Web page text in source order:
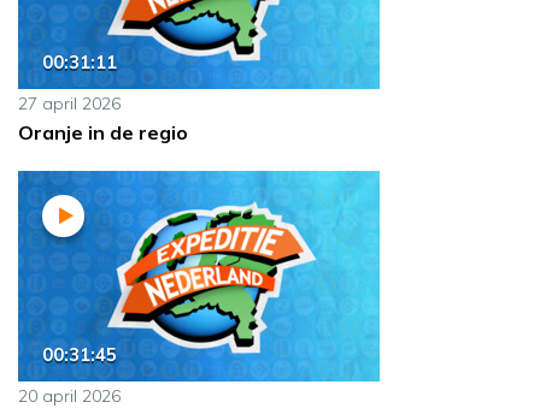
00:31:11
27 april 2026
Oranje in de regio
00:31:45
20 april 2026